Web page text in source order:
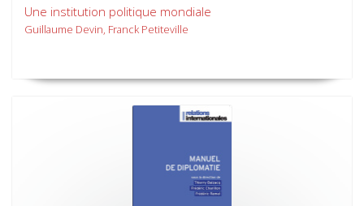
Une institution politique mondiale
Guillaume Devin, Franck Petiteville